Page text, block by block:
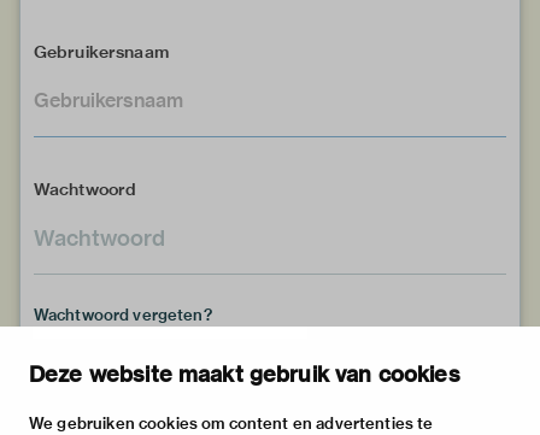
Deze website maakt gebruik van cookies
We gebruiken cookies om content en advertenties te
Gebruikersnaam
Wachtwoord
Wachtwoord vergeten?